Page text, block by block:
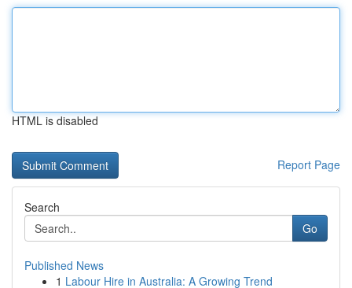
HTML is disabled
Report Page
Search
Go
Published News
1 Labour Hire in Australia: A Growing Trend